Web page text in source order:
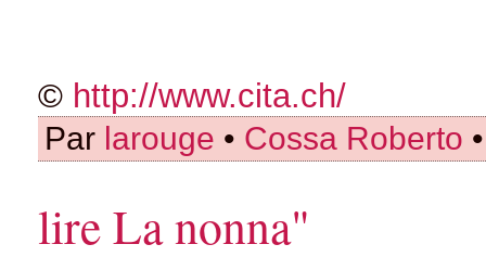
© http://www.cita.ch/
Par larouge • Cossa Roberto
lire La nonna"